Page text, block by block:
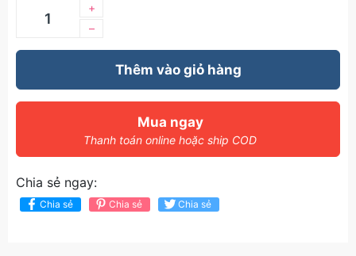
–
+
Thêm vào giỏ hàng
Mua ngay
Thanh toán online hoặc ship COD
Chia sẻ ngay:
Chia sẻ Chia sẻ Chia sẻ